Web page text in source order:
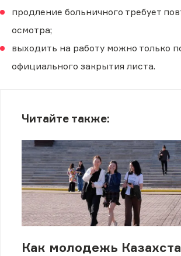
продление больничного требует
осмотра;
выходить на работу можно только
официального закрытия листа.
Читайте также:
Как молодежь